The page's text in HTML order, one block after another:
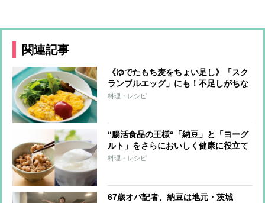
関連記事
《ゆでたもち麦をちょい足し》「スク
ランブルエッグ」にも！不足しがちな
食物繊維をチャージする腸活レシピ
料理・レシピ
“腸活食品の王様“「納豆」と「ヨーグ
ルト」をさらにおいしく健康に役立て
る食べ方 専門家がすすめるちょい足
料理・レシピ
67歳オバ記者、納豆は地元・茨城